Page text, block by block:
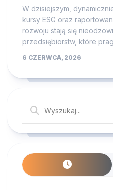
W dzisiejszym,
kursy ESG oraz
rozwoju stają się
przedsiębiorstw, które
6 CZERWCA, 2026